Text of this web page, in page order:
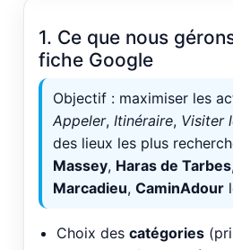
1. Ce que nous
fiche Google
Objectif : maximiser les
Appeler, Itinéraire, Visiter
des lieux les plus
Massey, Haras de Tarbes,
Marcadieu, CaminAdour
Choix des catégories